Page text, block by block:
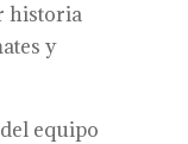
historia
y
equipo